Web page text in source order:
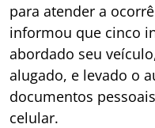
para atender a
informou que cinco
abordado seu
alugado, e levado o
documentos
celular.